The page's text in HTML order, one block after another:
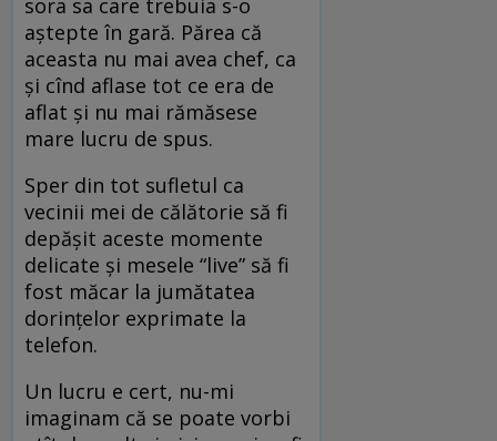
sora sa care trebuia s-o
aştepte în gară. Părea că
aceasta nu mai avea chef, ca
şi cînd aflase tot ce era de
aflat şi nu mai rămăsese
mare lucru de spus.
Sper din tot sufletul ca
vecinii mei de călătorie să fi
depăşit aceste momente
delicate şi mesele “live” să fi
fost măcar la jumătatea
dorinţelor exprimate la
telefon.
Un lucru e cert, nu-mi
imaginam că se poate vorbi